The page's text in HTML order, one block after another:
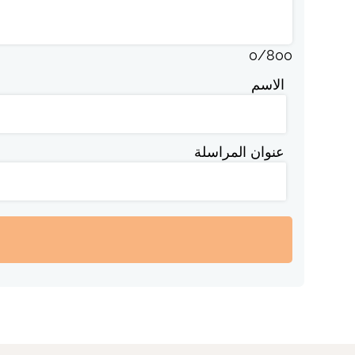
0/800
الاسم
عنوان المراسلة